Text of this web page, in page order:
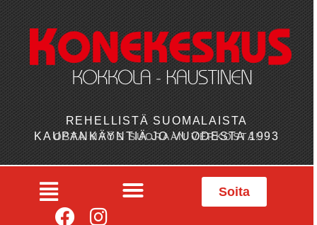
REHELLISTÄ SUOMALAISTA
KAUPANKÄYNTIÄ JO VUODESTA 1993
OSTA MYÖS SUORAAN VERKOSTA!
Soita